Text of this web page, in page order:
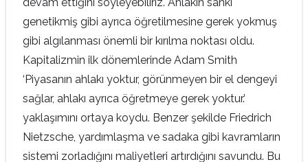
genetikmiş gibi ayrıca öğretilmesine gerek yokmuş
gibi algılanması önemli bir kırılma noktası oldu.
Kapitalizmin ilk dönemlerinde Adam Smith
‘Piyasanın ahlakı yoktur, görünmeyen bir el dengeyi
sağlar, ahlakı ayrıca öğretmeye gerek yoktur.’
yaklaşımını ortaya koydu. Benzer şekilde Friedrich
Nietzsche, yardımlaşma ve sadaka gibi kavramların
sistemi zorladığını maliyetleri artırdığını savundu. Bu